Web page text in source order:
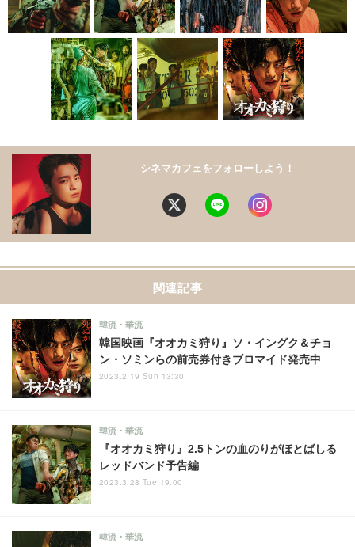
シネマカフェをフォローしよう！
関連記事
韓国映画『オオカミ狩り』ソ・イングク＆チョ
ン・ソミンらの前売券付きブロマイド発売中
韓流・華流
2023.2.19 Sun 13:30
『オオカミ狩り』2.5トンの血のりがほとばしる
レッドバンド予告編
韓流・華流
2023.3.28 Tue 19:00
韓流・華流